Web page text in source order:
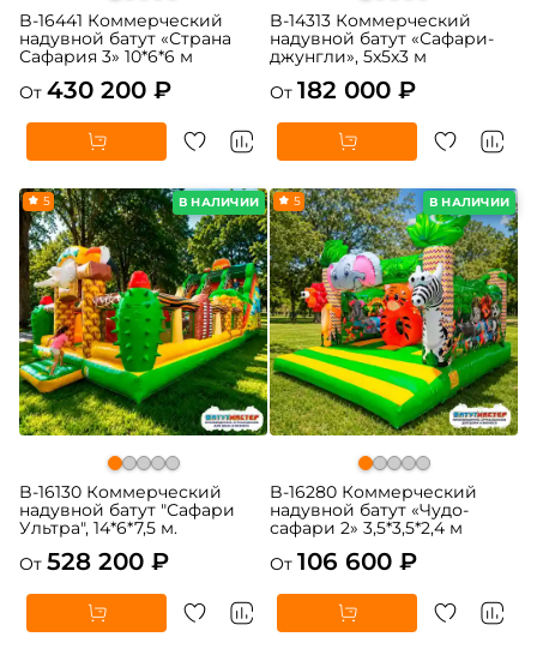
B-16441 Коммерческий
надувной батут «Страна
Сафария 3» 10*6*6 м
От 430 200 ₽
B-14313 Коммерческий
надувной батут «Сафари-
джунгли», 5x5x3 м
От 182 000 ₽
В НАЛИЧИИ
5
B-16130 Коммерческий
надувной батут "Сафари
Ультра", 14*6*7,5 м.
От 528 200 ₽
В НАЛИЧИИ
5
B-16280 Коммерческий
надувной батут «Чудо-
сафари 2» 3,5*3,5*2,4 м
От 106 600 ₽